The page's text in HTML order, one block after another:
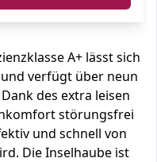
A+ lässt sich
verfügt über neun
des extra leisen
störungsfrei
und schnell von
Die Inselhaube ist